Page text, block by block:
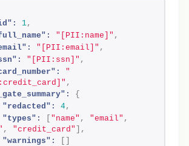
1,
"[PII:name]" ,
"[PII:email]" ,
"[PII:ssn]" ,
"
,
{
"redacted":
4,
"types":
[ "name" , "email" ,
, "credit_card" ] ,
"warnings":
[ ]